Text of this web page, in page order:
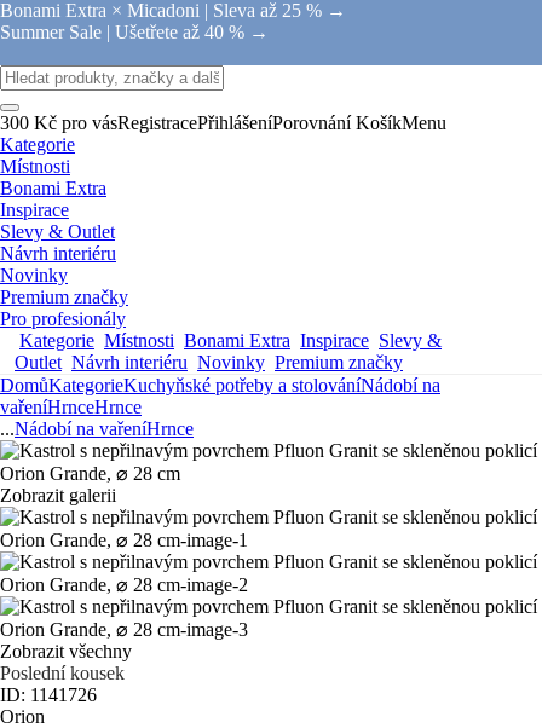
Bonami Extra × Micadoni | Sleva až 25 % →
Summer Sale | Ušetřete až 40 % →
300 Kč pro vásRegistracePřihlášeníPorovnání KošíkMenu
Kategorie
Místnosti
Bonami Extra
Inspirace
Slevy & Outlet
Návrh interiéru
Novinky
Premium značky
Pro profesionály
Kategorie Místnosti Bonami Extra Inspirace Slevy &
Outlet Návrh interiéru Novinky Premium značky
DomůKategorieKuchyňské potřeby a stolováníNádobí na
vařeníHrnceHrnce
...Nádobí na vařeníHrnce
Zobrazit galerii
Zobrazit všechny
Poslední kousek
ID: 1141726
Orion